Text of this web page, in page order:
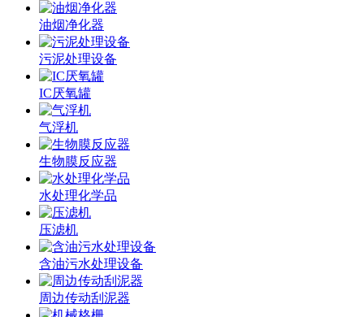
油烟净化器
污泥处理设备
IC厌氧罐
气浮机
生物膜反应器
水处理化学品
压滤机
含油污水处理设备
周边传动刮泥器